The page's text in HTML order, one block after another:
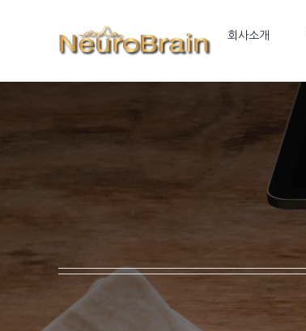
회사소개